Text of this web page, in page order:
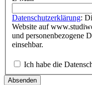
Datenschutzerklärung:
Website auf www.studiwerk.de. Inserate sowie deren Inhalte
und personenbezogene Daten sind online für alle Nutzer
einsehbar.
Absenden